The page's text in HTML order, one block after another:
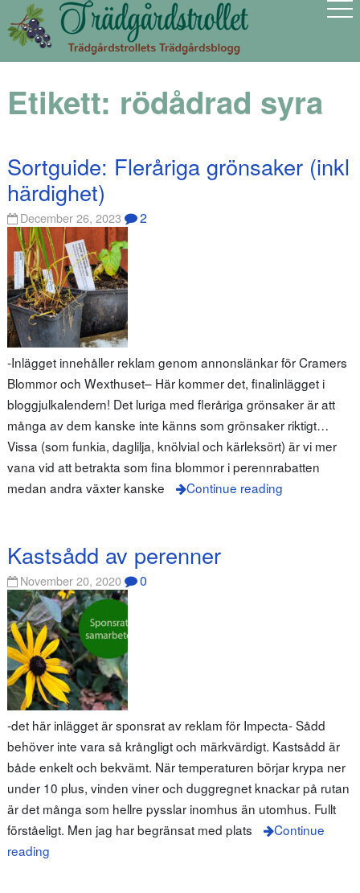
Etikett: rödådrad syra
Sortguide: Fleråriga grönsaker (inkl
härdighet)
December 26, 2023 2
-Inlägget innehåller reklam genom annonslänkar för Cramers
Blommor och Wexthuset– Här kommer det, finalinlägget i
bloggjulkalendern! Det luriga med fleråriga grönsaker är att
många av dem kanske inte känns som grönsaker riktigt…
Vissa (som funkia, daglilja, knölvial och kärleksört) är vi mer
vana vid att betrakta som fina blommor i perennrabatten
medan andra växter kanske
Continue reading
Kastsådd av perenner
November 20, 2020 0
-det här inlägget är sponsrat av reklam för Impecta- Sådd
behöver inte vara så krångligt och märkvärdigt. Kastsådd är
både enkelt och bekvämt. När temperaturen börjar krypa ner
under 10 plus, vinden viner och duggregnet knackar på rutan
är det många som hellre pysslar inomhus än utomhus. Fullt
förståeligt. Men jag har begränsat med plats
Continue
reading